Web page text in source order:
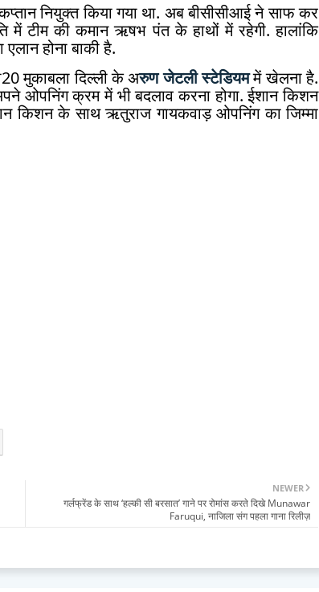
नियुक्त किया गया था. अब बीसीसीआई ने साफ कर
टीम की कमान ऋषभ पंत के हाथों में रहेगी. हालांकि
होना बाकी है.
मुकाबला दिल्ली के अरुण जेटली स्टेडियममें खेलना है.
ओपनिंग क्रम में भी बदलाव करना होगा. ईशान किशन
किशन के साथ ऋतुराज गायकवाड़ ओपनिंग का जिम्मा
NEWER
गर्लफ्रेंड के साथ ‘हल्की सी बरसात’ गाने पर रोमांस करते दिखे Munawar
Faruqui, नाजिला संग पहला गाना रिलीज़